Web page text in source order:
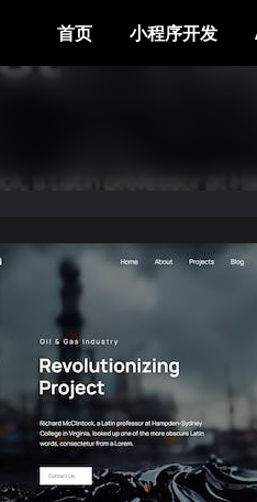
首页 小程序开发